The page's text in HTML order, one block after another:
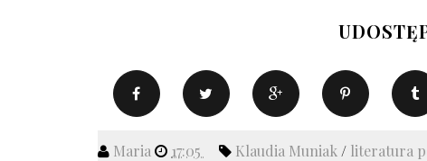
Maria 17:05 Klaudia Muniak / literatura